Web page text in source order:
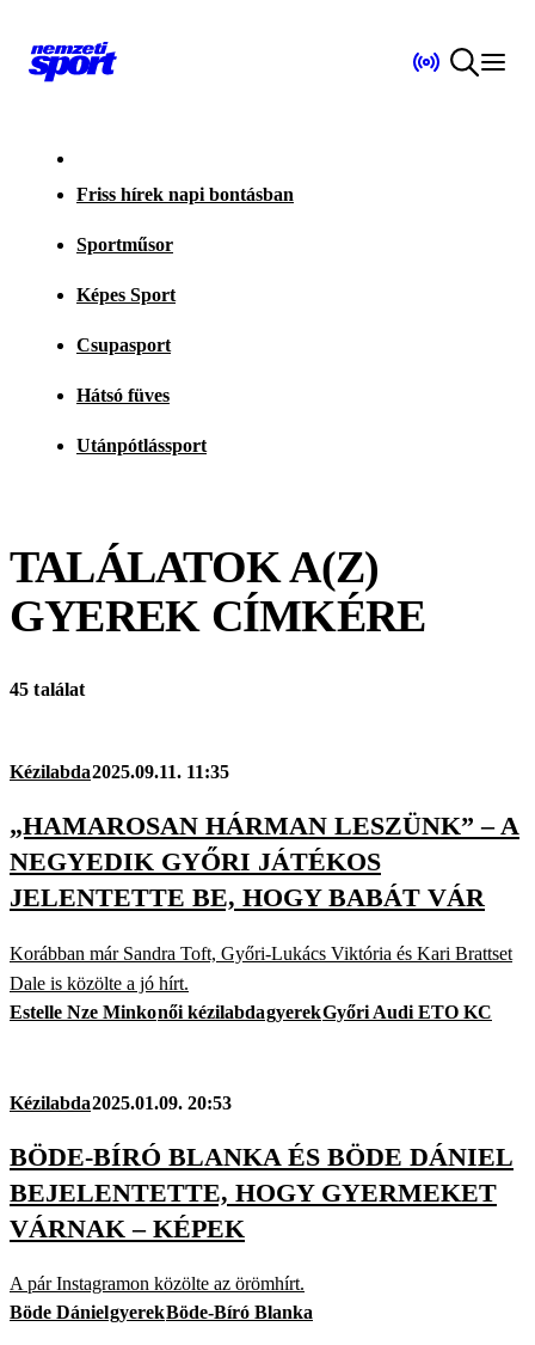
Friss hírek napi bontásban
Sportműsor
Képes Sport
Csupasport
Hátsó füves
Utánpótlássport
TALÁLATOK A(Z)
GYEREKCÍMKÉRE
45 találat
Kézilabda2025.09.11. 11:35
„HAMAROSAN HÁRMAN LESZÜNK” – A
NEGYEDIK GYŐRI JÁTÉKOS
JELENTETTE BE, HOGY BABÁT VÁR
Korábban már Sandra Toft, Győri-Lukács Viktória és Kari Brattset
Dale is közölte a jó hírt.
Estelle Nze Minkonői kézilabdagyerekGyőri Audi ETO KC
Kézilabda2025.01.09. 20:53
BÖDE-BÍRÓ BLANKA ÉS BÖDE DÁNIEL
BEJELENTETTE, HOGY GYERMEKET
VÁRNAK – KÉPEK
A pár Instagramon közölte az örömhírt.
Böde DánielgyerekBöde-Bíró Blanka